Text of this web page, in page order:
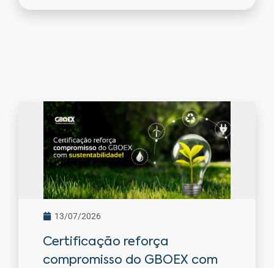
13/07/2026
Certificação reforça
compromisso do GBOEX com